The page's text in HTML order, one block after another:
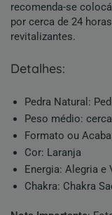
recomenda-se
por cerca de 24
revitalizantes.
detalhes:
Pedra Natural:
Peso médio:
Formato ou
Cor: Laranja
Energia: Alegria e
Chakra: Chakra